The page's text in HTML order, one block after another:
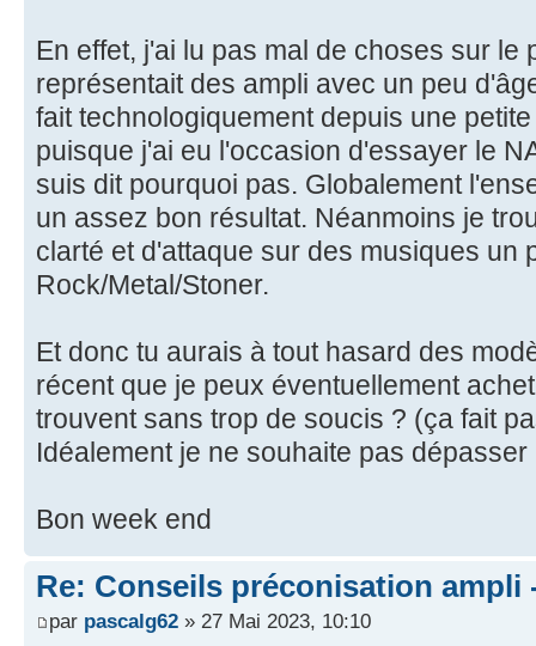
En effet, j'ai lu pas mal de choses sur le
représentait des ampli avec un peu
fait technologiquement depuis une
puisque j'ai eu l'occasion d'essayer le
suis dit pourquoi pas. Globalement
un assez bon résultat. Néanmoins je
clarté et d'attaque sur des musiques un
Rock/Metal/Stoner.
Et donc tu aurais à tout hasard des
récent que je peux éventuellement
trouvent sans trop de soucis ? (ça fait
Idéalement je ne souhaite pas
Bon week end
Re: Conseils préconisation ampli
par pascalg62 » 27 Mai 2023, 10:10